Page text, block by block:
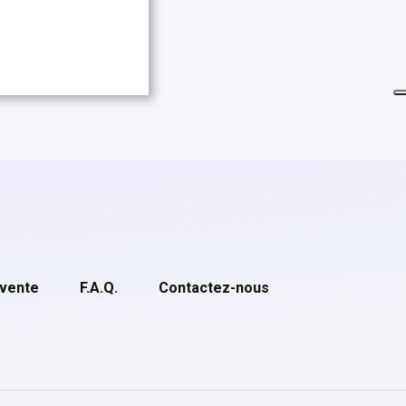
F.A.Q. Contactez-nous